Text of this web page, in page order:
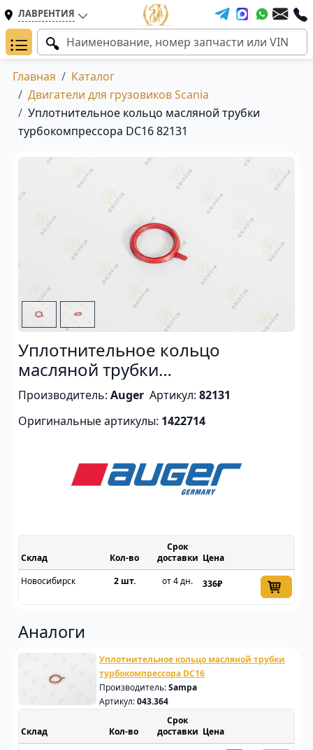
ЛАВРЕНТИЯ
Главная
Каталог
Двигатели для грузовиков Scania
Уплотнительное кольцо масляной трубки
турбокомпрессора DC16 82131
Уплотнительное кольцо
масляной трубки
турбокомпрессора DC16
Производитель: Auger Артикул: 82131
Оригинальные артикулы: 1422714
Склад
Срок
доставки Цена
Новосибирск
2 шт. от 4 дн. 336₽
Аналоги
Уплотнительное кольцо масляной трубки
турбокомпрессора DC16
Производитель:Sampa
Артикул:043.364
Склад
Срок
доставки Цена